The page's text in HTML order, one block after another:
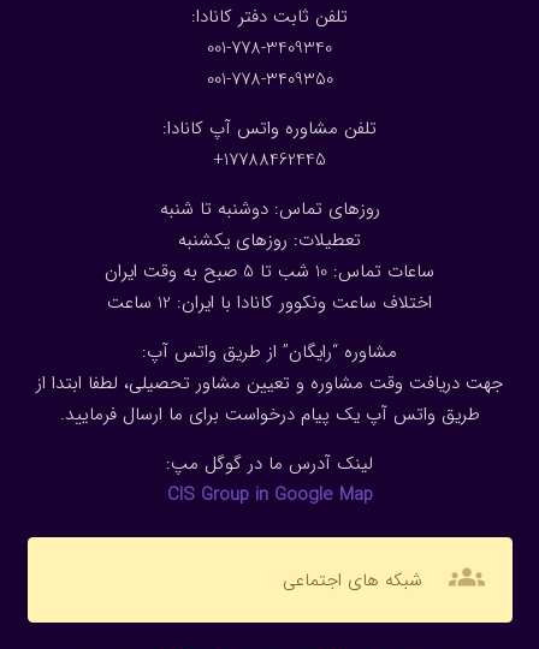
:تلفن ثابت دفتر کانادا
001-778-3409340
001-778-3409350
تلفن مشاوره واتس آپ کانادا:
17788462445+
روزهای تماس: دوشنبه تا شنبه
تعطیلات: روزهای یکشنبه
ساعات تماس: 10 شب تا 5 صبح به وقت ایران
اختلاف ساعت ونکوور کانادا با ایران: 1 2 ساعت
مشاوره “رایگان” از طریق واتس آپ:
جهت دریافت وقت مشاوره و تعیین مشاور تحصیلی، لطفا ابتدا از
طریق واتس آپ یک پیام درخواست برای ما ارسال فرمایید.
لینک آدرس ما در گوگل مپ:
CIS Group in Google Map
groups شبکه های اجتماعی